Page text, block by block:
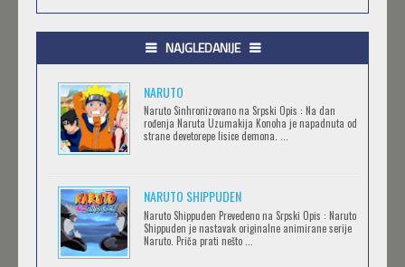
.HACK//GIFT
.HACK//LIMINALITY
Feb 12 2023 |Gledaj »
SOVA I EKIPA
Feb 12 2023 |Gledaj »
NAJGLEDANIJE
NARUTO
Naruto Sinhronizovano na Srpski Opis : Na dan
rođenja Naruta Uzumakija Konoha je napadnuta od
strane devetorepe lisice demona. ...
NARUTO SHIPPUDEN
Naruto Shippuden Prevedeno na Srpski Opis : Naruto
Shippuden je nastavak originalne animirane serije
Naruto. Priča prati nešto ...